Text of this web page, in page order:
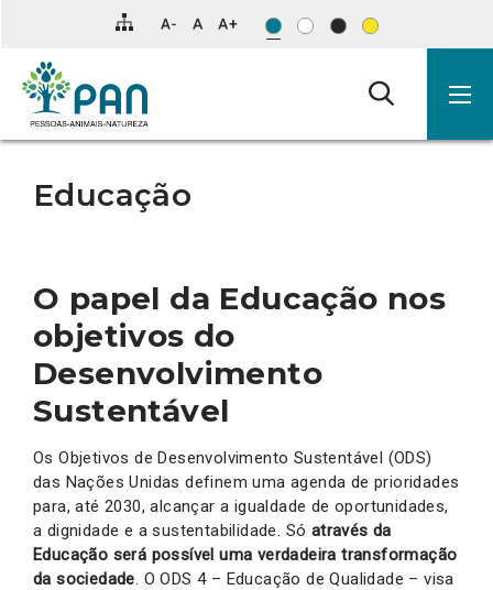
para
conteúdo
principal
da
Educação
O papel da Educação nos
objetivos do
Desenvolvimento
Sustentável
Os Objetivos de Desenvolvimento Sustentável (ODS)
das Nações Unidas definem uma agenda de prioridades
para, até 2030, alcançar a igualdade de oportunidades,
a dignidade e a sustentabilidade. Só através da
Educação será possível uma verdadeira transformação
da sociedade . O ODS 4 – Educação de Qualidade – visa